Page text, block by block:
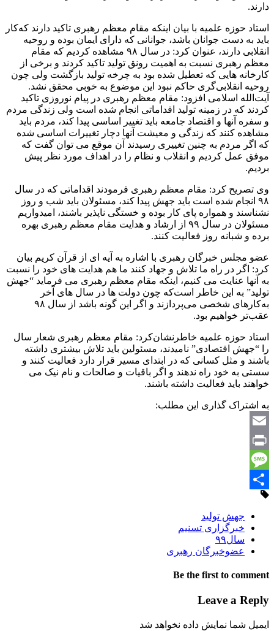
دارند.
استاد حوزه علمیه با بیان اینکه مقام معظم رهبری تاکید دارند‌ که‌کار
باید به دست جوانان باشد، جوانانی که دارای ایمان بوده و روحیه
انقلابی دارند، عنوان کرد: در سال ۹۸ مشاهده کردیم که مقام
معظم رهبری نسبت به اهمیت رونق تولید تاکید کردند و برخی از
کارخانه هایی که تعطیل شده بود به چرخه تولید بازگشت ولی چون
روحیه انقلابی‌گری حاکم نبود این موضوع به خوبی محقق نشد.
آیت‌الله اسلامی افزود: مقام معظم رهبری در پیام نوروزی تاکید
کردند که در زمینه تولید اقداماتی انجام شده است ولی زندگی مردم
و سفره آنها و اقتصاد جامعه باید تغییر اساسی پیدا کند، مردم باید
مشاهده کنند که زندگی و معیشت آنها دچار تغییرات اساسی شده
که اگر مردم به چنین تغییری رسیدند آن موقع می توان گفت که
موفق عمل کردیم و انقلاب و نظام را در اهداف مورد نظر پیش
بردیم.
وی تصریح کرد: مقام معظم رهبری فرمودند اقداماتی که در سال
۹۸ انجام شده است باید جهش پیدا کند، مسئولان باید شب و روز
نشناسند و همواره پای کار بوده و خستگی ناپذیر باشند، امیدواریم
مسئولان در سال ۹۹ از ارشاد و هدایت مقام معظم رهبری بهره
برده و شبانه روز فعالیت کنند.
عضو مجلس خبرگان رهبری با اشاره به آیه ای از قرآن کریم بیان
کرد: اگر در راه ما تلاش و جهاد کنند ما هم هدایت های خود را نسبت
به آنها عنایت می کنیم، اینکه مقام معظم رهبری می فرماید “جهش
تولید” به این خاطر است‌که چون دولت ها در سال های آخر
به‌کارهای شخصی می‌پردازند و اگر این گونه باشد از سال ۹۸
عقب‌تر خواهیم بود.
استاد حوزه علمیه خاطرنشان‌کرد: مقام معظم رهبری شعار سال
را “جهش اقتصادی” نامیدند، مسئولین باید تلاش بیشتری داشته
باشند و مثل کسانی که در ابتدای مسیر قرار دارد فعالیت کنند و
سستی به خود راه ندهند و اگر باقیات و صالحات و نام نیک می
خواهند باید فعالیت داشته باشند.
به اشتراک گذاری این مطلب:
Email
Print
Message
Share
جهش تولید
خبرگزاری تسنیم
سال۹۹
عضوخبرگان رهبری
Be the first to comment
Leave a Reply
ایمیل شما نمایش داده نخواهد شد